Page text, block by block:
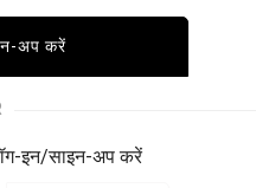
अप करें
इन/साइन-अप करें